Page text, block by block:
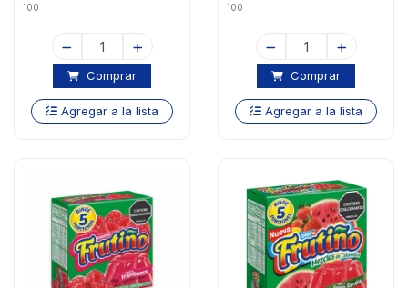
100
Comprar
Agregar a la lista
100
Comprar
Agregar a la lista